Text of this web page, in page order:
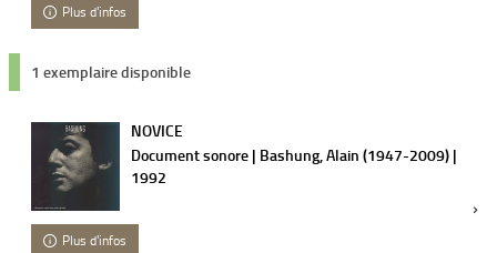
Plus d'infos
1 exemplaire disponible
NOVICE
Document sonore | Bashung, Alain (1947-2009) |
1992
Plus d'infos